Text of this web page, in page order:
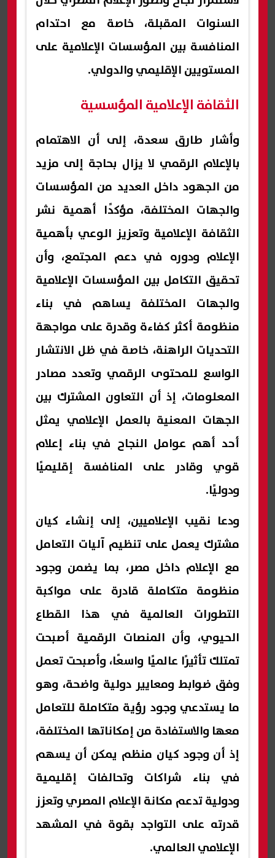
السنوات المقبلة، خاصة مع احتدام
المنافسة بين المؤسسات الإعلامية على
المستويين الإقليمي والدولي.
الثقافة الإعلامية المؤسسية
وأشار طارق سعدة، إلى أن الاهتمام
بالإعلام الرقمي لا يزال بحاجة إلى مزيد
من الجهود داخل العديد من المؤسسات
والجهات المختلفة، مؤكدًا أهمية نشر
الثقافة الإعلامية وتعزيز الوعي بأهمية
الإعلام ودوره في دعم المجتمع، وأن
تحقيق التكامل بين المؤسسات الإعلامية
والجهات المختلفة يساهم في بناء
منظومة أكثر كفاءة وقدرة على مواجهة
التحديات الراهنة، خاصة في ظل الانتشار
الواسع للمحتوى الرقمي وتعدد مصادر
المعلومات، إذ أن التعاون المشترك بين
الجهات المعنية بالعمل الإعلامي يمثل
أحد أهم عوامل النجاح في بناء إعلام
قوي وقادر على المنافسة إقليميًا
ودوليًا.
ودعا نقيب الإعلاميين، إلى إنشاء كيان
مشترك يعمل على تنظيم آليات التعامل
مع الإعلام داخل مصر، بما يضمن وجود
منظومة متكاملة قادرة على مواكبة
التطورات العالمية في هذا القطاع
الحيوي، وأن المنصات الرقمية أصبحت
تمتلك تأثيرًا عالميًا واسعًا، وأصبحت تعمل
وفق ضوابط ومعايير دولية واضحة، وهو
ما يستدعي وجود رؤية متكاملة للتعامل
معها والاستفادة من إمكاناتها المختلفة،
إذ أن وجود كيان منظم يمكن أن يسهم
في بناء شراكات وتحالفات إقليمية
ودولية تدعم مكانة الإعلام المصري وتعزز
قدرته على التواجد بقوة في المشهد
الإعلامي العالمي.